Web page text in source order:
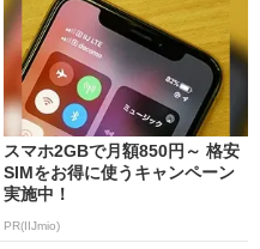
スマホ2GBで月額850円～ 格安
SIMをお得に使うキャンペーン
実施中！
PR(IIJmio)